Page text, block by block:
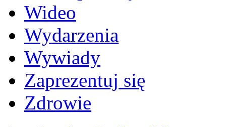
Wideo
Wydarzenia
Wywiady
Zaprezentuj się
Zdrowie